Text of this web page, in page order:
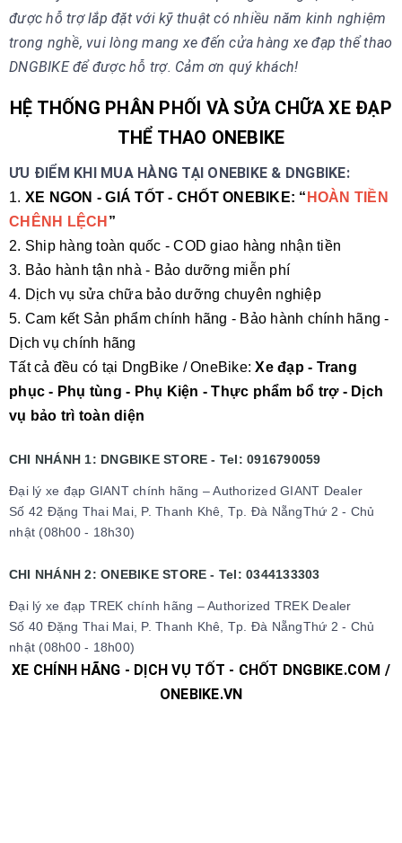
được hỗ trợ lắp đặt với kỹ thuật có nhiều năm kinh nghiệm
trong nghề, vui lòng mang xe đến cửa hàng xe đạp thể thao
DNGBIKE để được hỗ trợ. Cảm ơn quý khách!
HỆ THỐNG PHÂN PHỐI VÀ SỬA CHỮA XE ĐẠP
THỂ THAO ONEBIKE
ƯU ĐIỂM KHI MUA HÀNG TẠI ONEBIKE & DNGBIKE:
1. XE NGON - GIÁ TỐT - CHỐT ONEBIKE: “ HOÀN TIỀN
CHÊNH LỆCH ”
2. Ship hàng toàn quốc - COD giao hàng nhận tiền
3. Bảo hành tận nhà - Bảo dưỡng miễn phí
4. Dịch vụ sửa chữa bảo dưỡng chuyên nghiệp
5. Cam kết Sản phẩm chính hãng - Bảo hành chính hãng -
Dịch vụ chính hãng
Tất cả đều có tại DngBike / OneBike: Xe đạp - Trang
phục - Phụ tùng - Phụ Kiện - Thực phẩm bổ trợ - Dịch
vụ bảo trì toàn diện
CHI NHÁNH 1: DNGBIKE STORE - Tel: 0916790059
Đại lý xe đạp GIANT chính hãng – Authorized GIANT Dealer
Số 42 Đặng Thai Mai, P. Thanh Khê, Tp. Đà NẵngThứ 2 - Chủ
nhật (08h00 - 18h30)
CHI NHÁNH 2: ONEBIKE STORE - Tel: 0344133303
Đại lý xe đạp TREK chính hãng – Authorized TREK Dealer
Số 40 Đặng Thai Mai, P. Thanh Khê, Tp. Đà NẵngThứ 2 - Chủ
nhật (08h00 - 18h00)
XE CHÍNH HÃNG - DỊCH VỤ TỐT - CHỐT DNGBIKE.COM /
ONEBIKE.VN